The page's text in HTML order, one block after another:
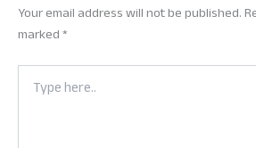
Your email address will not be published.
marked*
Type
here..